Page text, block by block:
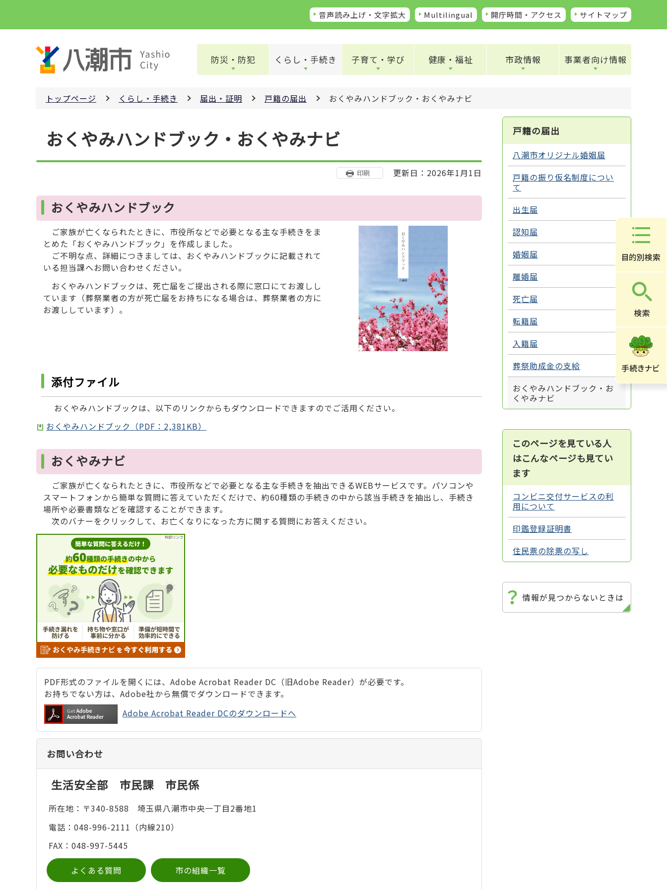
ペ
音声読み上げ・文字拡大 Multilingual 開庁時間・アクセス サイトマップ
防災・防犯 くらし・手続き 子育て・学び 健康・福祉 市政情報 事業者向け情報
トップページ くらし・手続き 届出・証明 戸籍の届出 おくやみハンドブック・おくやみナビ
おくやみハンドブック・おくやみナビ
印刷 更新日：2026年1月1日
おくやみハンドブック
ご家族が亡くなられたときに、市役所などで必要となる主な手続きをま
とめた「おくやみハンドブック」を作成しました。
ご不明な点、詳細につきましては、おくやみハンドブックに記載されて
いる担当課へお問い合わせください。
おくやみハンドブックは、死亡届をご提出される際に窓口にてお渡しし
ています（葬祭業者の方が死亡届をお持ちになる場合は、葬祭業者の方に
お渡ししています）。
添付ファイル
おくやみハンドブックは、以下のリンクからもダウンロードできますのでご活用ください。
おくやみハンドブック（PDF：2,381KB）
おくやみナビ
ご家族が亡くなられたときに、市役所などで必要となる主な手続きを抽出できるWEBサービスです。パソコンや
スマートフォンから簡単な質問に答えていただくだけで、約60種類の手続きの中から該当手続きを抽出し、手続き
場所や必要書類などを確認することができます。
次のバナーをクリックして、お亡くなりになった方に関する質問にお答えください。
PDF形式のファイルを開くには、Adobe Acrobat Reader DC（旧Adobe Reader）が必要です。
お持ちでない方は、Adobe社から無償でダウンロードできます。
Adobe Acrobat Reader DCのダウンロードへ
お問い合わせ
生活安全部 市民課 市民係
所在地：〒340-8588 埼玉県八潮市中央一丁目2番地1
電話：048-996-2111（内線210）
FAX：048-997-5445
よくある質問 市の組織一覧
戸籍の届出
八潮市オリジナル婚姻届
戸籍の振り仮名制度につい
て
出生届
認知届
婚姻届
離婚届
死亡届
転籍届
入籍届
葬祭助成金の支給
おくやみハンドブック・お
くやみナビ
このページを見ている人
はこんなページも見てい
ます
コンビニ交付サービスの利
用について
印鑑登録証明書
住民票の除票の写し
情報が見つからないときは